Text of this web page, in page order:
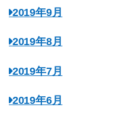
2019年9月
2019年8月
2019年7月
2019年6月